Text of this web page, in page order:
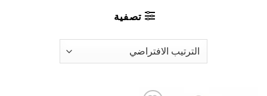
تصفية